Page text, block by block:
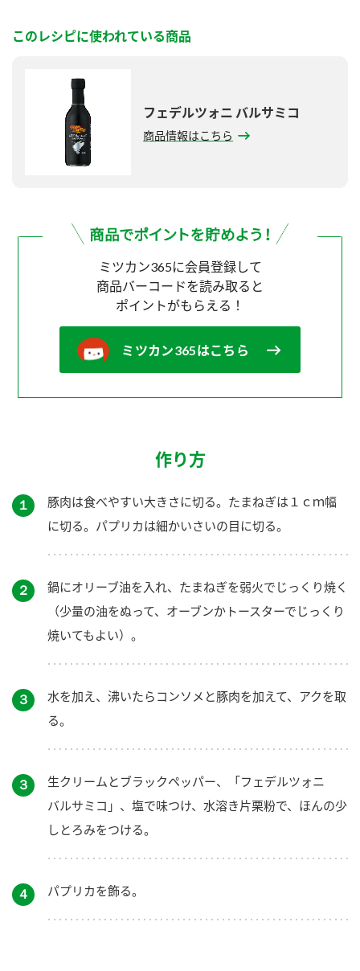
このレシピに使われている商品
フェデルツォニ バルサミコ
商品情報はこちら
ミツカン365に会員登録して
商品バーコードを読み取ると
ポイントがもらえる！
ミツカン365はこちら
作り方
１
豚肉は食べやすい大きさに切る。たまねぎは１ｃｍ幅
に切る。パプリカは細かいさいの目に切る。
２
鍋にオリーブ油を入れ、たまねぎを弱火でじっくり焼く
（少量の油をぬって、オーブンかトースターでじっくり
焼いてもよい）。
３
水を加え、沸いたらコンソメと豚肉を加えて、アクを取
る。
３
生クリームとブラックペッパー、「フェデルツォニ
バルサミコ」、塩で味つけ、水溶き片栗粉で、ほんの少
しとろみをつける。
４ パプリカを飾る。